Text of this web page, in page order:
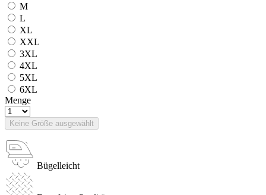
M
L
XL
XXL
3XL
4XL
5XL
6XL
Menge
Keine Größe ausgewählt
Bügelleicht